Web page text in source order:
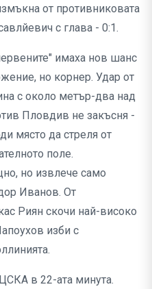
от противниковата
с глава - 0:1.
имаха нов шанс
но корнер. Удар от
с около метър-два над
Пловдив не закъсня -
място да стреля от
поле.
но извлече само
Иванов. От
Риян скочи най-високо
изби с
в 22-ата минута.